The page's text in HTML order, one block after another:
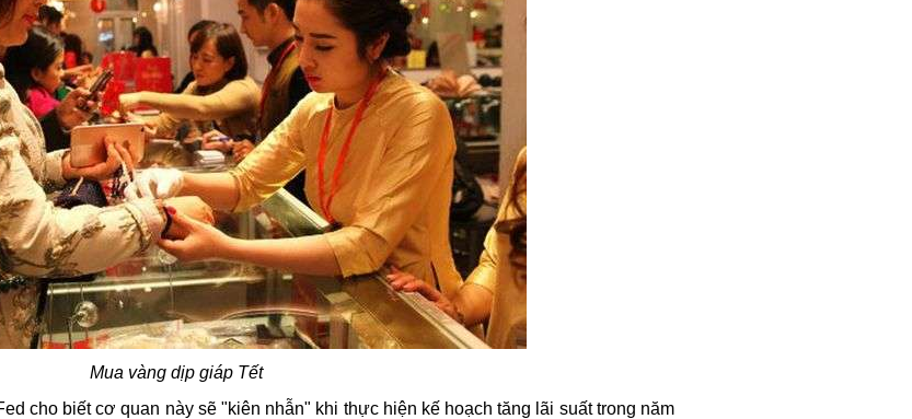
Mua vàng dịp giáp Tết
cho biết cơ quan này sẽ "kiên nhẫn" khi thực hiện kế hoạch tăng lãi suất trong năm